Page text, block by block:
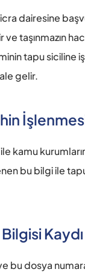
dairesine
taşınmazın
tapu siciline
gelir.
kamu
bu bilgi ile
Kaydı
bu dosya